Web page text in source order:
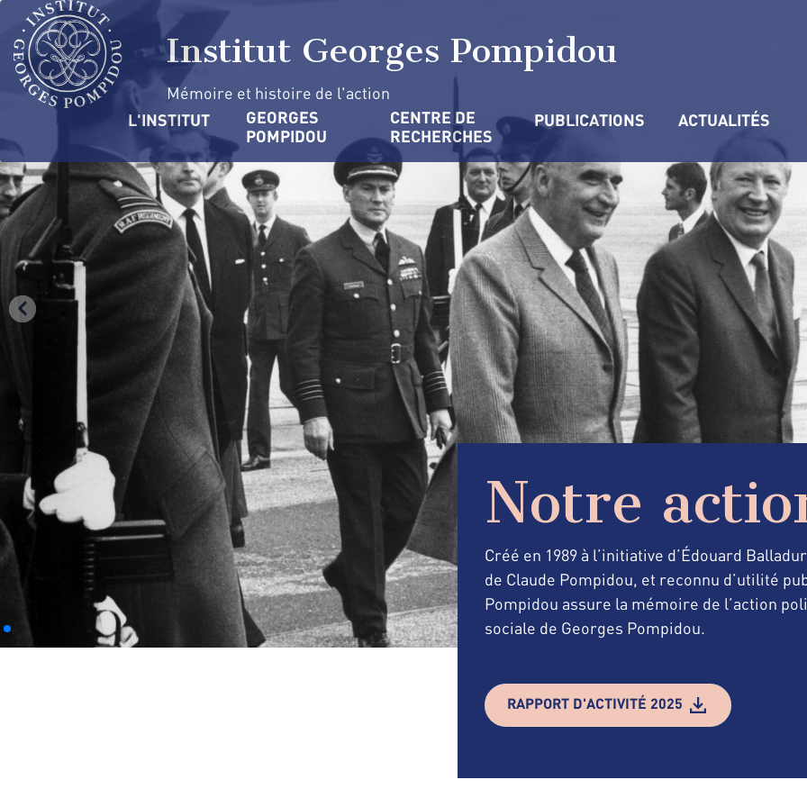
Aller
au
contenu
principal
Institut Georges Pompidou
Mémoire et histoire de l'action
Navigation
principale
L'INSTITUT
GEORGES
POMPIDOU
CENTRE DE
RECHERCHES
PUBLICATIONS ACTUALITÉS
Notre
Créé en 1989 à l’initiative d’Édouard
de Claude Pompidou, et reconnu d’utilité
Pompidou assure la mémoire de l’action
sociale de Georges Pompidou.
RAPPORT D'ACTIVITÉ 2025
Panneau de gestion des cookies